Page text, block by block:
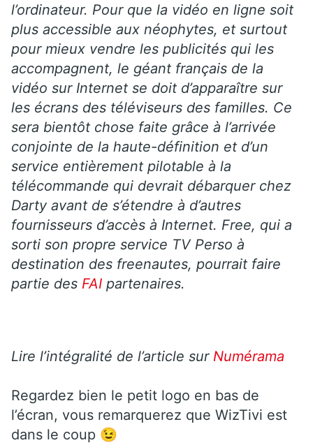
l’ordinateur. Pour que la vidéo en ligne soit
plus accessible aux néophytes, et surtout
pour mieux vendre les publicités qui les
accompagnent, le géant français de la
vidéo sur Internet se doit d’apparaître sur
les écrans des téléviseurs des familles. Ce
sera bientôt chose faite grâce à l’arrivée
conjointe de la haute-définition et d’un
service entièrement pilotable à la
télécommande qui devrait débarquer chez
Darty avant de s’étendre à d’autres
fournisseurs d’accès à Internet. Free, qui a
sorti son propre service TV Perso à
destination des freenautes, pourrait faire
partie des FAI partenaires.
Lire l’intégralité de l’article sur Numérama
Regardez bien le petit logo en bas de
l’écran, vous remarquerez que WizTivi est
dans le coup 😉